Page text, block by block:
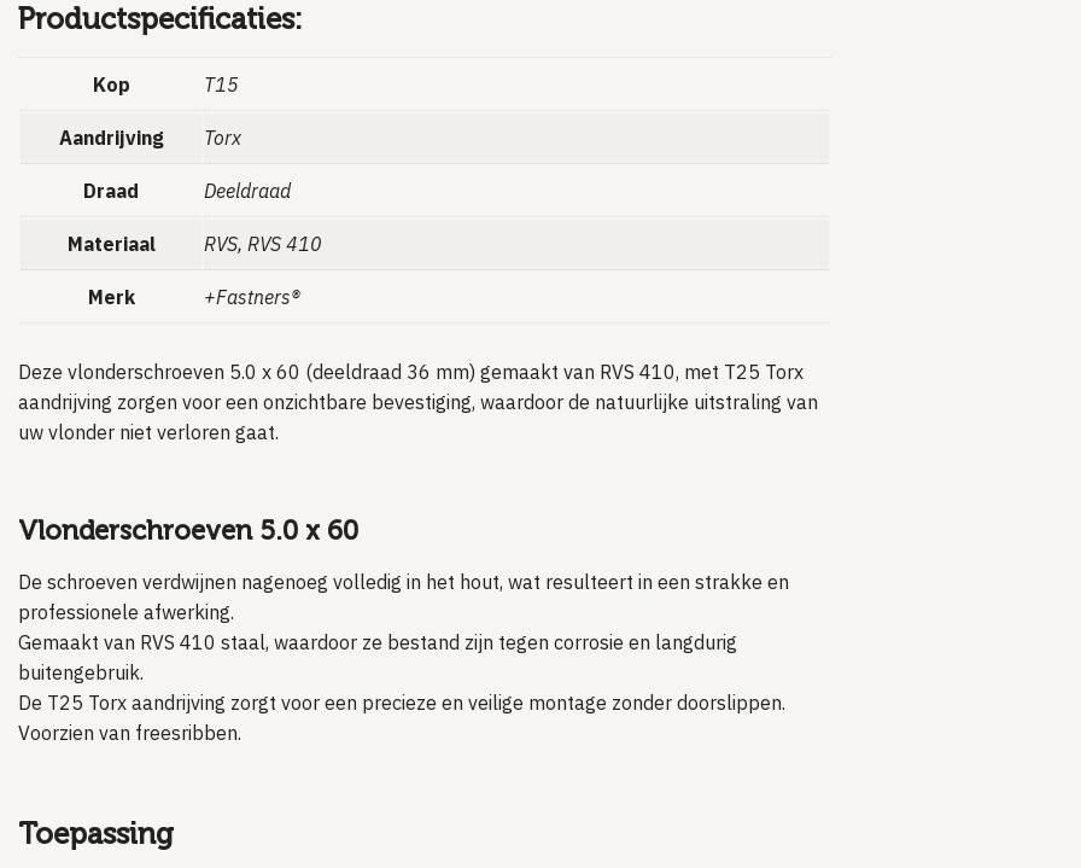
Productspecificaties:
Kop T15
Aandrijving Torx
Draad Deeldraad
Materiaal RVS, RVS 410
Merk +Fastners®
Deze vlonderschroeven 5.0 x 60 (deeldraad 36 mm) gemaakt van RVS 410, met T25 Torx
aandrijving zorgen voor een onzichtbare bevestiging, waardoor de natuurlijke uitstraling van
uw vlonder niet verloren gaat.
Vlonderschroeven 5.0 x 60
De schroeven verdwijnen nagenoeg volledig in het hout, wat resulteert in een strakke en
professionele afwerking.
Gemaakt van RVS 410 staal, waardoor ze bestand zijn tegen corrosie en langdurig
buitengebruik.
De T25 Torx aandrijving zorgt voor een precieze en veilige montage zonder doorslippen.
Voorzien van freesribben.
Toepassing